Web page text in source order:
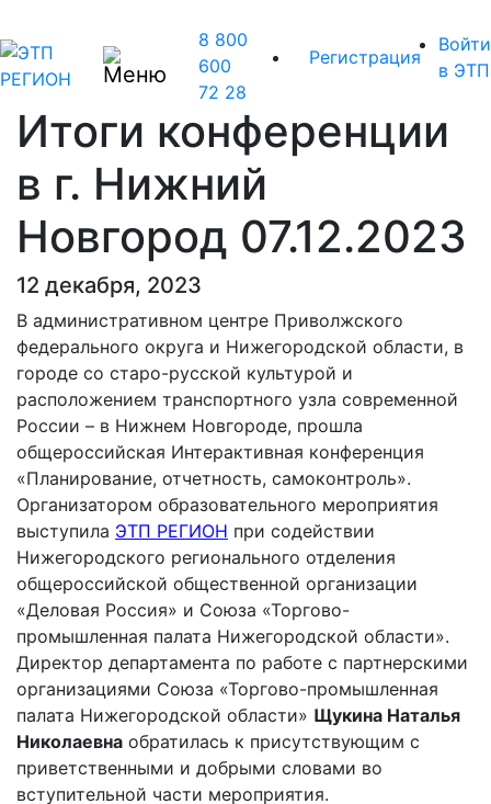
8 800
600
72 28
Регистрация
Войти
в ЭТП
Итоги конференции
в г. Нижний
Новгород 07.12.2023
12 декабря, 2023
В административном центре Приволжского
федерального округа и Нижегородской области, в
городе со старо-русской культурой и
расположением транспортного узла современной
России – в Нижнем Новгороде, прошла
общероссийская Интерактивная конференция
«Планирование, отчетность, самоконтроль».
Организатором образовательного мероприятия
выступила ЭТП РЕГИОН при содействии
Нижегородского регионального отделения
общероссийской общественной организации
«Деловая Россия» и Союза «Торгово-
промышленная палата Нижегородской области».
Директор департамента по работе с партнерскими
организациями Союза «Торгово-промышленная
палата Нижегородской области» Щукина Наталья
Николаевна обратилась к присутствующим с
приветственными и добрыми словами во
вступительной части мероприятия.